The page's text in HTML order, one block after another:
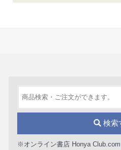
検索
※オンライン書店 Honya Club.com